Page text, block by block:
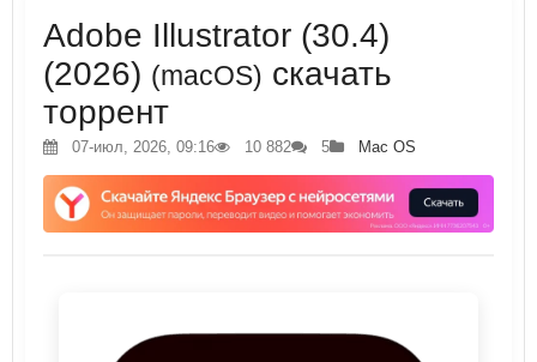
Adobe Illustrator (30.4)
(2026) (macOS) скачать
торрент
07-июл, 2026, 09:16 10 882 5 Mac OS